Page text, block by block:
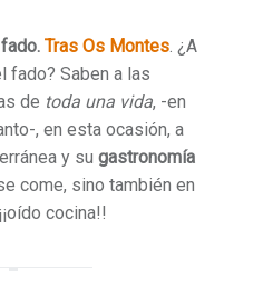
fado.Tras Os Montes. ¿A
fado? Saben a las
de toda una vida, -en
, en esta ocasión, a
y su gastronomía
come, sino también en
cocina!!